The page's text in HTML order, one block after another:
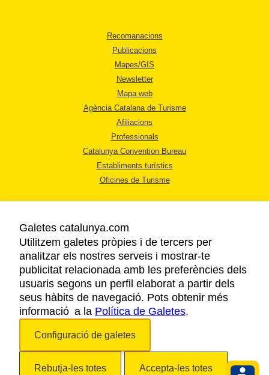
Recomanacions
Publicacions
Mapes/GIS
Newsletter
Mapa web
Agència Catalana de Turisme
Afiliacions
Professionals
Catalunya Convention Bureau
Establiments turístics
Oficines de Turisme
AVÍS LEGAL
POLÍTICA DE PRIVACITAT
COOKIES
ACCESSIBILITAT
Galetes catalunya.com
Utilitzem galetes pròpies i de tercers per
analitzar els nostres serveis i mostrar-te
publicitat relacionada amb les preferències dels
usuaris segons un perfil elaborat a partir dels
seus hàbits de navegació. Pots obtenir més
informació a la Política de Galetes.
Configuració de galetes
Rebutja-les totes Accepta-les totes